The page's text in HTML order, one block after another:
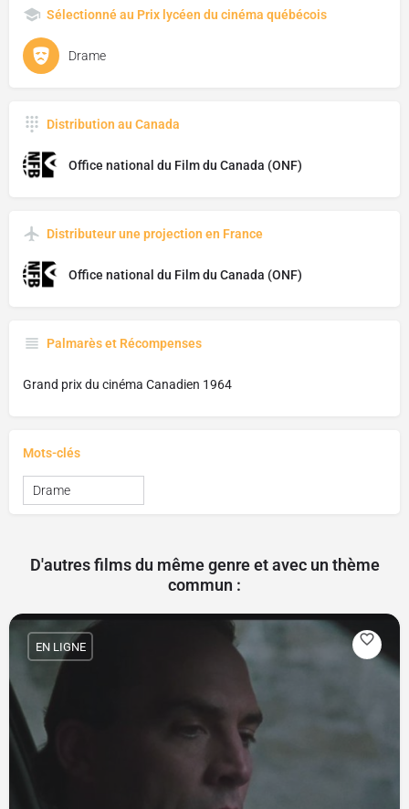
Sélectionné au Prix lycéen du cinéma québécois
Drame
Distribution au Canada
Office national du Film du Canada (ONF)
Distributeur une projection en France
Office national du Film du Canada (ONF)
Palmarès et Récompenses
Grand prix du cinéma Canadien 1964
Mots-clés
Drame
D'autres films du même genre et avec un thème
commun :
EN LIGNE